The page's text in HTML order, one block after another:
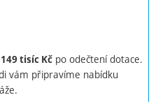
tisíc Kč po odečtení dotace.
vám připravíme nabídku